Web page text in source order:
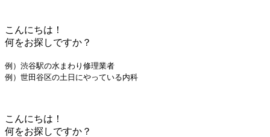
こんにちは！
何をお探しですか？
例）渋谷駅の水まわり修理業者
例）世田谷区の土日にやっている内科
こんにちは！
何をお探しですか？